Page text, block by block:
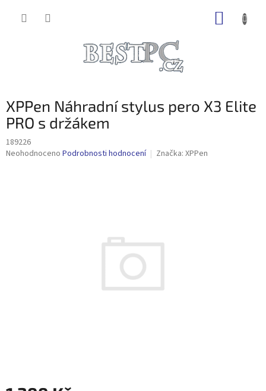
XPPen Náhradní stylus pero X3 Elite
PRO s držákem
189226
Průměrné
Neohodnoceno Podrobnosti hodnocení Značka: XPPen